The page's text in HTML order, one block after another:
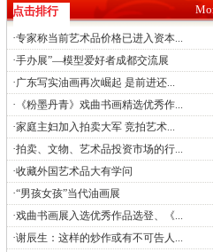
点击排行
·专家称当前艺术品价格已进入资本...
·手办展”—模型爱好者成都交流展
·广东写实油画再次崛起 是前进还...
· 《粉墨丹青》戏曲书画精选优秀作...
·家庭主妇加入拍卖大军 竞拍艺术...
·拍卖、文物、艺术品投资市场的行...
·收藏外国艺术品大有学问
·“男孩女孩”当代油画展
·戏曲书画展入选优秀作品选登、《...
·谢辰生：这样的炒作或有不可告人...